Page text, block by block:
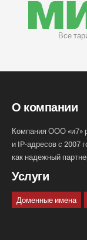
Все
О компании
Компания ООО «и7»
и IP-адресов с 2007
как надежный
Услуги
Доменные имена